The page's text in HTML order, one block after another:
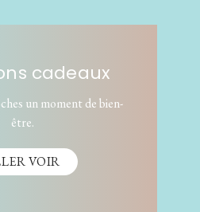
cadeaux
un moment de bien-
être.
VOIR